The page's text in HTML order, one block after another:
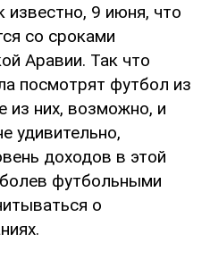
9 июня, что
со сроками
Аравии. Так что
посмотрят футбол из
из них, возможно, и
удивительно,
доходов в этой
футбольными
о